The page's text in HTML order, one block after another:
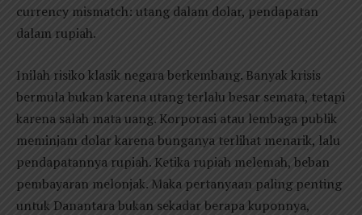
currency mismatch: utang dalam dolar, pendapatan
dalam rupiah.
Inilah risiko klasik negara berkembang. Banyak krisis
bermula bukan karena utang terlalu besar semata, tetapi
karena salah mata uang. Korporasi atau lembaga publik
meminjam dolar karena bunganya terlihat menarik, lalu
pendapatannya rupiah. Ketika rupiah melemah, beban
pembayaran melonjak. Maka pertanyaan paling penting
untuk Danantara bukan sekadar berapa kuponnya,